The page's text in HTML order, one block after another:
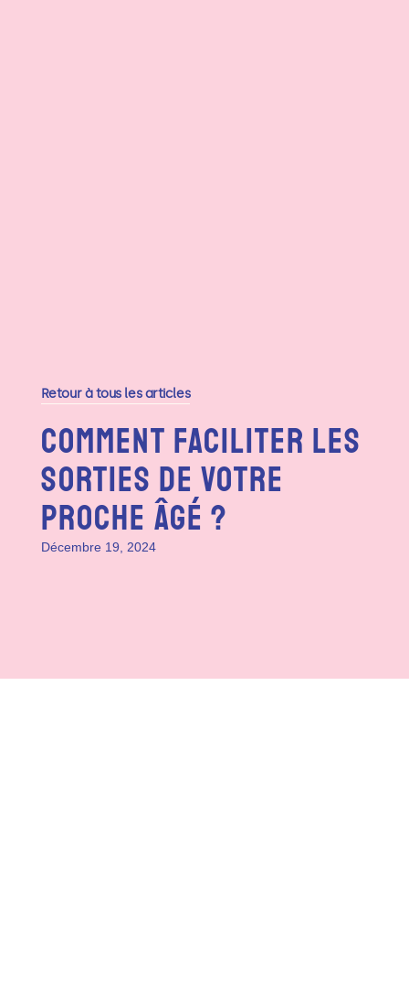
Retour à tous les articles
Comment Faciliter Les
Sorties De Votre
Proche Âgé ?
Décembre 19, 2024